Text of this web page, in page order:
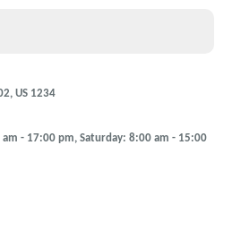
US 1234
am - 17:00 pm, Saturday: 8:00 am - 15:00